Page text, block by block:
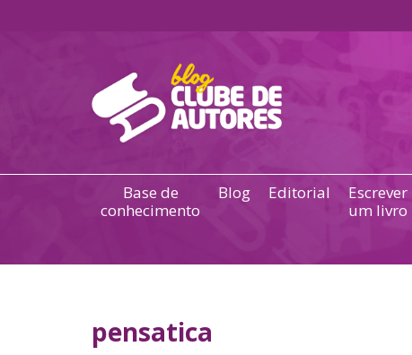
Base de
conhecimento
Blog Editorial
Escrever
um livro
pensatica